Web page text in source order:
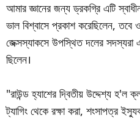
আমার জ্ঞানের জন্য ড্রকগ্রি এটি
ভাল বিশ্বাসে প্রকাশ করেছিলেন, তবে
জেক্সস্যাকসে উপস্থিত দলের সদস্যরা
ছিলেন।
"রাউন্ড হ্যাশের দ্বিতীয় উদ্দেশ্য হ'ল
ট্যাগিং থেকে রক্ষা করা, শংসাপত্র